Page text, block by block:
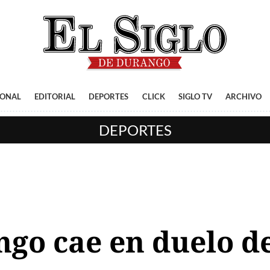
EDITORIAL DEPORTES CLICK SIGLO TV ARCHIVO
DEPORTES
cae en duelo